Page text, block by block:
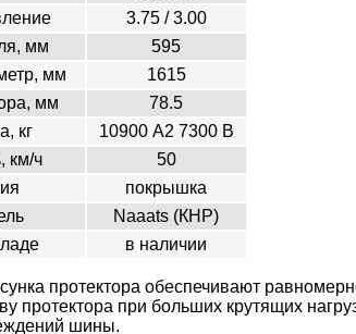
3.75 / 3.00
мм
595
мм
1615
мм
78.5
кг
10900 А2 7300 В
км/ч
50
покрышка
Naaats (КНР)
в наличии
протектора обеспечивают
протектора при больших крутящих
шины.